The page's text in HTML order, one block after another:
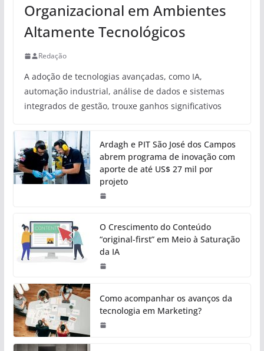
Organizacional em Ambientes
Altamente Tecnológicos
Redação
A adoção de tecnologias avançadas, como IA,
automação industrial, análise de dados e sistemas
integrados de gestão, trouxe ganhos significativos
Ardagh e PIT São José dos Campos
abrem programa de inovação com
aporte de até US$ 27 mil por
projeto
O Crescimento do Conteúdo
“original-first” em Meio à Saturação
da IA
Como acompanhar os avanços da
tecnologia em Marketing?